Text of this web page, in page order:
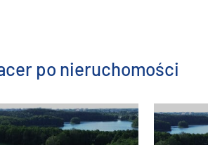
po nieruchomości